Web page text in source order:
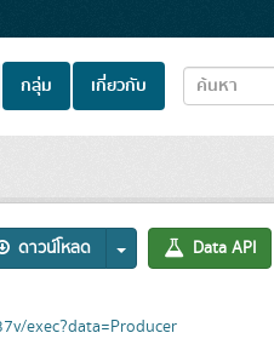
กลุ่ม เกี่ยวกับ
ดาวน์โหลด Data API
exec?data=Producer